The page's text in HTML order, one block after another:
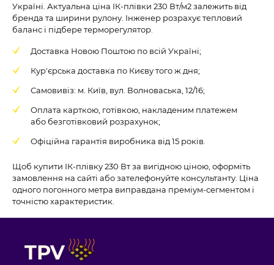
Україні. Актуальна ціна ІК-плівки 230 Вт/м2 залежить від
бренда та ширини рулону. Інженер розрахує тепловий
баланс і підбере терморегулятор.
Доставка Новою Поштою по всій Україні;
Кур'єрська доставка по Києву того ж дня;
Самовивіз: м. Київ, вул. Волноваська, 12/16;
Оплата карткою, готівкою, накладеним платежем
або безготівковий розрахунок;
Офіційна гарантія виробника від 15 років.
Щоб купити ІК-плівку 230 Вт за вигідною ціною, оформіть
замовлення на сайті або зателефонуйте консультанту. Ціна
одного погонного метра виправдана преміум-сегментом і
точністю характеристик.
TPV